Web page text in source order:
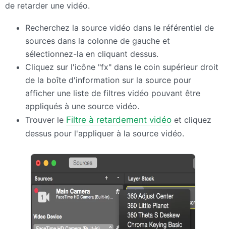
de retarder une vidéo.
Recherchez la source vidéo dans le référentiel de
sources dans la colonne de gauche et
sélectionnez-la en cliquant dessus.
Cliquez sur l'icône "fx" dans le coin supérieur droit
de la boîte d'information sur la source pour
afficher une liste de filtres vidéo pouvant être
appliqués à une source vidéo.
Trouver le Filtre à retardement vidéo et cliquez
dessus pour l'appliquer à la source vidéo.